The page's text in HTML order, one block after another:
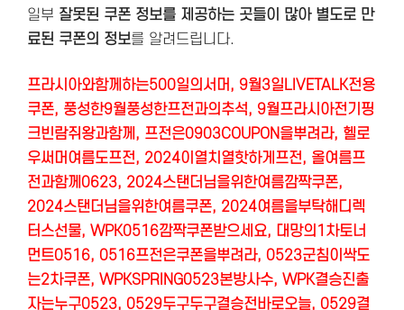
일부 잘못된 쿠폰 정보를 제공하는 곳들이 많아 별도로 만
료된 쿠폰의 정보를 알려드립니다.
프라시아와함께하는500일의서머, 9월3일LIVETALK전용
쿠폰, 풍성한9월풍성한프전과의추석, 9월프라시아전기핑
크빈람쥐왕과함께, 프전은0903COUPON을뿌려라, 헬로
우써머여름도프전, 2024이열치열핫하게프전, 올여름프
전과함께0623, 2024스탠더님을위한여름깜짝쿠폰,
2024스탠더님을위한여름쿠폰, 2024여름을부탁해디렉
터스선물, WPK0516깜짝쿠폰받으세요, 대망의1차토너
먼트0516, 0516프전은쿠폰을뿌려라, 0523군침이싹도
는2차쿠폰, WPKSPRING0523본방사수, WPK결승진출
자는누구0523, 0529두구두구결승전바로오늘, 0529결